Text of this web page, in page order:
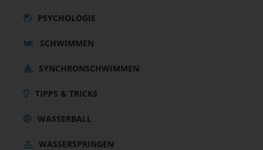
PSYCHOLOGIE
SCHWIMMEN
SYNCHRONSCHWIMMEN
TIPPS & TRICKS
WASSERBALL
WASSERSPRINGEN